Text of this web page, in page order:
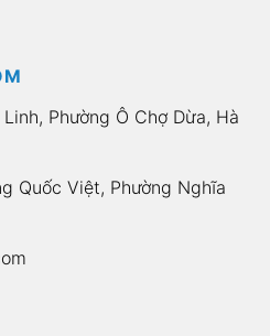
Phường Ô Chợ Dừa, Hà
Quốc Việt, Phường Nghĩa